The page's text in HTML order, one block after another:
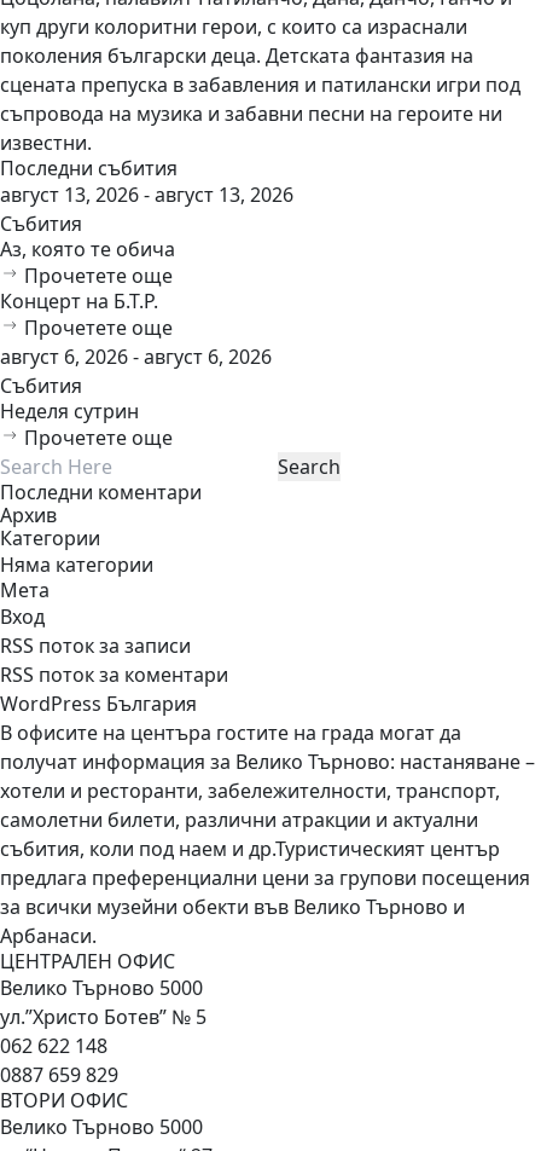
куп други колоритни герои, с които са израснали
поколения български деца. Детската фантазия на
сцената препуска в забавления и патилански игри под
съпровода на музика и забавни песни на героите ни
известни.
Последни събития
август 13, 2026 - август 13, 2026
Събития
Аз, която те обича
Прочетете още
Концерт на Б.Т.Р.
Прочетете още
август 6, 2026 - август 6, 2026
Събития
Неделя сутрин
Прочетете още
Последни коментари
Архив
Категории
Няма категории
Мета
Вход
RSS поток за записи
RSS поток за коментари
WordPress България
В офисите на центъра гостите на града могат да
получат информация за Велико Търново: настаняване –
хотели и ресторанти, забележителности, транспорт,
самолетни билети, различни атракции и актуални
събития, коли под наем и др.Туристическият център
предлага преференциални цени за групови посещения
за всички музейни обекти във Велико Търново и
Арбанаси.
ЦЕНТРАЛЕН ОФИС
Велико Търново 5000
ул.”Христо Ботев” № 5
062 622 148
0887 659 829
ВТОРИ ОФИС
Велико Търново 5000